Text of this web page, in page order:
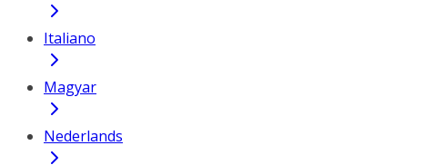
Italiano
Magyar
Nederlands